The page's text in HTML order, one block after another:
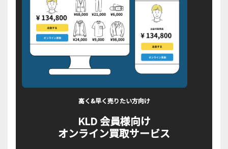
高く&早く売りたい方向け
KLD 会員様向け
オンライン買取サービス